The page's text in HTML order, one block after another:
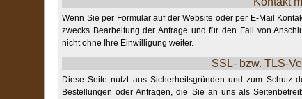
Wenn Sie per Formular auf der Website oder per E-Mail
zwecks Bearbeitung der Anfrage und für den Fall von
nicht ohne Ihre Einwilligung weiter.
SSL- bzw. TLS-
Diese Seite nutzt aus Sicherheitsgründen und zum Schutz
Bestellungen oder Anfragen, die Sie an uns als